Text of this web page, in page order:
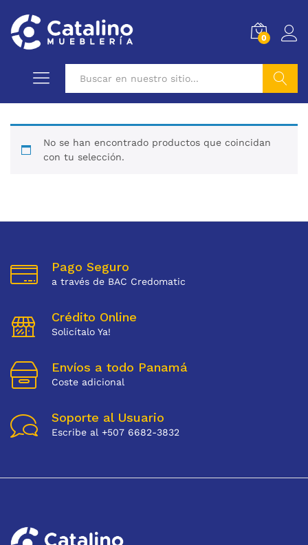
0
No se han encontrado productos que coincidan
con tu selección.
Pago Seguro
a través de BAC Credomatic
Crédito Online
Solicítalo Ya!
Envíos a todo Panamá
Coste adicional
Soporte al Usuario
Escribe al +507 6682-3832